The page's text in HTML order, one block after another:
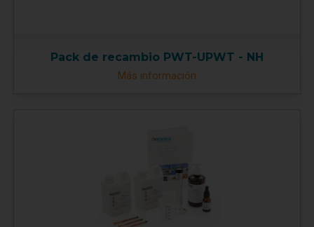
Pack de recambio PWT-UPWT - NH
Más información